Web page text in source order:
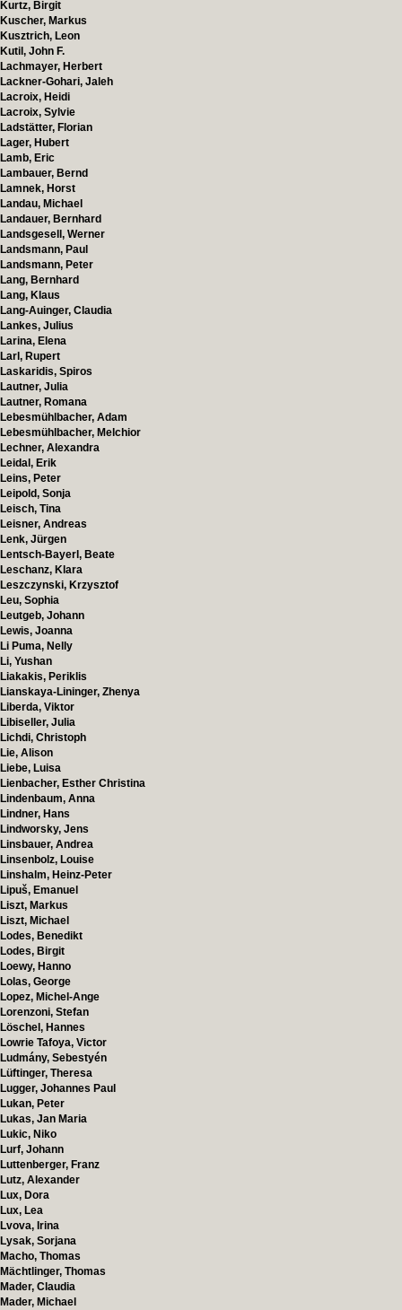
Kurtz, Birgit
Kuscher, Markus
Kusztrich, Leon
Kutil, John F.
Lachmayer, Herbert
Lackner-Gohari, Jaleh
Lacroix, Heidi
Lacroix, Sylvie
Ladstätter, Florian
Lager, Hubert
Lamb, Eric
Lambauer, Bernd
Lamnek, Horst
Landau, Michael
Landauer, Bernhard
Landsgesell, Werner
Landsmann, Paul
Landsmann, Peter
Lang, Bernhard
Lang, Klaus
Lang-Auinger, Claudia
Lankes, Julius
Larina, Elena
Larl, Rupert
Laskaridis, Spiros
Lautner, Julia
Lautner, Romana
Lebesmühlbacher, Adam
Lebesmühlbacher, Melchior
Lechner, Alexandra
Leidal, Erik
Leins, Peter
Leipold, Sonja
Leisch, Tina
Leisner, Andreas
Lenk, Jürgen
Lentsch-Bayerl, Beate
Leschanz, Klara
Leszczynski, Krzysztof
Leu, Sophia
Leutgeb, Johann
Lewis, Joanna
Li Puma, Nelly
Li, Yushan
Liakakis, Periklis
Lianskaya-Lininger, Zhenya
Liberda, Viktor
Libiseller, Julia
Lichdi, Christoph
Lie, Alison
Liebe, Luisa
Lienbacher, Esther Christina
Lindenbaum, Anna
Lindner, Hans
Lindworsky, Jens
Linsbauer, Andrea
Linsenbolz, Louise
Linshalm, Heinz-Peter
Lipuš, Emanuel
Liszt, Markus
Liszt, Michael
Lodes, Benedikt
Lodes, Birgit
Loewy, Hanno
Lolas, George
Lopez, Michel-Ange
Lorenzoni, Stefan
Löschel, Hannes
Lowrie Tafoya, Victor
Ludmány, Sebestyén
Lüftinger, Theresa
Lugger, Johannes Paul
Lukan, Peter
Lukas, Jan Maria
Lukic, Niko
Lurf, Johann
Luttenberger, Franz
Lutz, Alexander
Lux, Dora
Lux, Lea
Lvova, Irina
Lysak, Sorjana
Macho, Thomas
Mächtlinger, Thomas
Mader, Claudia
Mader, Michael